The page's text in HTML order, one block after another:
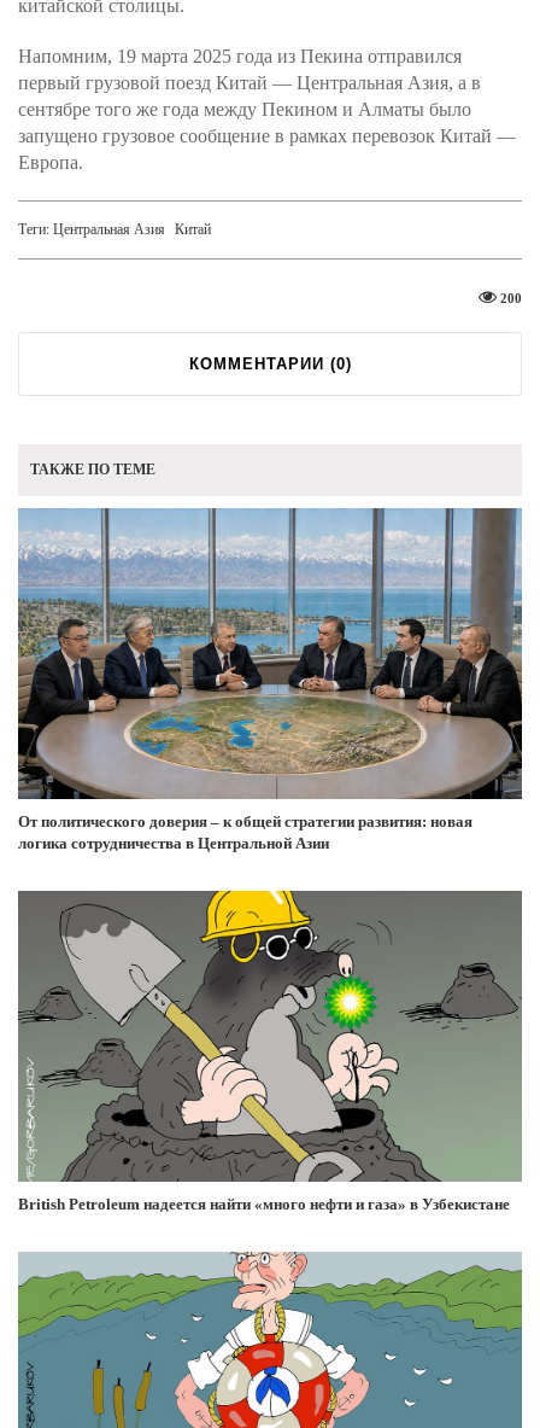
китайской столицы.
Напомним, 19 марта 2025 года из Пекина отправился
первый грузовой поезд Китай — Центральная Азия, а в
сентябре того же года между Пекином и Алматы было
запущено грузовое сообщение в рамках перевозок Китай —
Европа.
Теги: Центральная Азия Китай
200
КОММЕНТАРИИ (0)
ТАКЖЕ ПО ТЕМЕ
От политического доверия – к общей стратегии развития: новая
логика сотрудничества в Центральной Азии
British Petroleum надеется найти «много нефти и газа» в Узбекистане